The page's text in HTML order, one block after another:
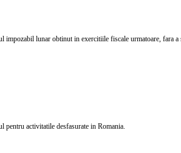
lunar obtinut in exercitiile fiscale urmatoare, fara a
activitatile desfasurate in Romania.